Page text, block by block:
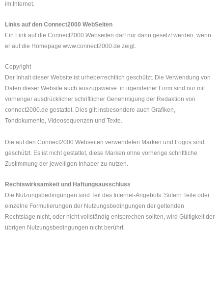
im Internet.
Links auf den Connect2000 WebSeiten
Ein Link auf die Connect2000 Webseiten darf nur dann gesetzt werden, wenn
er auf die Homepage www.connect2000.de zeigt.
Copyright
Der Inhalt dieser Website ist urheberrechtlich geschützt. Die Verwendung von
Daten dieser Website auch auszugsweise  in irgendeiner Form sind nur mit
vorheriger ausdrücklicher schriftlicher Genehmigung der Redaktion von
connect2000.de gestattet. Dies gilt insbesondere auch Grafiken,
Tondokumente, Videosequenzen und Texte.
Die auf den Connect2000 Webseiten verwendeten Marken und Logos sind
geschützt. Es ist nicht gestattet, diese Marken ohne vorherige schriftliche
Zustimmung der jeweiligen Inhaber zu nutzen.
Rechtswirksamkeit und Haftungsausschluss
Die Nutzungsbedingungen sind Teil des Internet-Angebots. Sofern Teile oder
einzelne Formulierungen der Nutzungsbedingungen der geltenden
Rechtslage nicht, oder nicht vollständig entsprechen sollten, wird Gültigkeit der
übrigen Nutzungsbedingungen nicht berührt.